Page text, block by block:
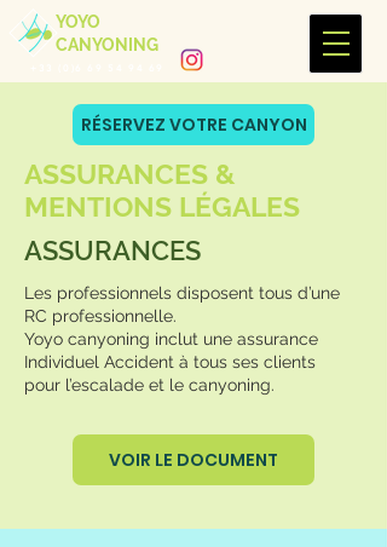
YOYO
CANYONING
RÉSERVEZ VOTRE CANYON
ASSURANCES &
MENTIONS LÉGALES
ASSURANCES
Les professionnels disposent tous d’une
RC professionnelle.
Yoyo canyoning inclut une assurance
Individuel Accident à tous ses clients
pour l’escalade et le canyoning.​
VOIR LE DOCUMENT